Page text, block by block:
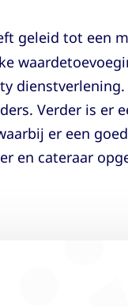
geleid tot een
Verder is er
er een
en cateraar